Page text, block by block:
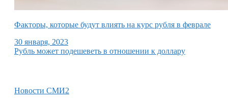
Факторы, которые будут влиять на курс рубля в феврале
30 января, 2023
Рубль может подешеветь в отношении к доллару
Новости СМИ2